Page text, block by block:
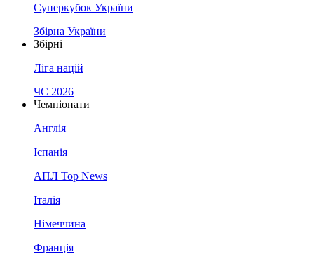
Суперкубок України
Збірна України
Збірні
Ліга націй
ЧС 2026
Чемпіонати
Англія
Іспанія
АПЛ Top News
Італія
Німеччина
Франція